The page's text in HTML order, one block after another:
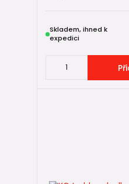
Skladem, ihned k
expedici